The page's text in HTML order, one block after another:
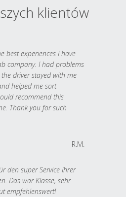
klientów
best experiences I have
company. I had problems
driver stayed with me
helped me sort
recommend this
Thank you for such
R.M.
den super Service Ihrer
Das war Klasse, sehr
empfehlenswert!